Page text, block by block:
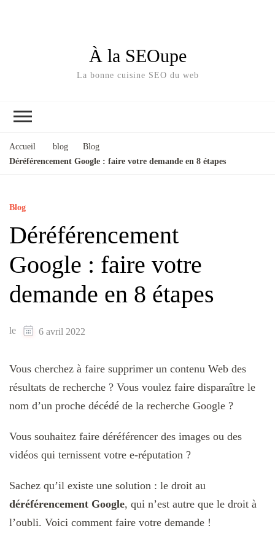
À la SEOupe
La bonne cuisine SEO du web
Accueil blog
Blog
Déréférencement Google : faire votre demande en 8 étapes
Blog
Déréférencement
Google : faire votre
demande en 8 étapes
le 6 avril 2022
Vous cherchez à faire supprimer un contenu Web des
résultats de recherche ? Vous voulez faire disparaître le
nom d’un proche décédé de la recherche Google ?
Vous souhaitez faire déréférencer des images ou des
vidéos qui ternissent votre e-réputation ?
Sachez qu’il existe une solution : le droit au
déréférencement Google, qui n’est autre que le droit à
l’oubli. Voici comment faire votre demande !